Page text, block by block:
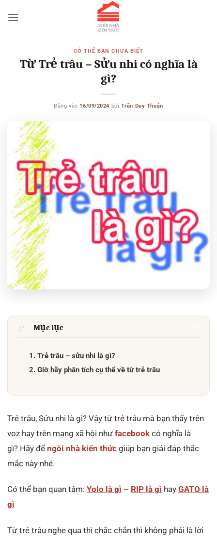
qua
CÓ THỂ BẠN CHƯA BIẾT
Từ Trẻ trâu – Sửu nhi có nghĩa là
gì?
Đăng vào 16/09/2024 bởi Trần Duy Thuận
Mục lục
1. Trẻ trâu – sửu nhi là gì?
2. Giờ hãy phân tích cụ thể về từ trẻ trâu
Trẻ trâu, Sửu nhi là gì? Vậy từ trẻ trâu mà bạn thấy trên
voz hay trên mạng xã hội như facebook có nghĩa là
gì? Hãy để ngôi nhà kiến thức giúp bạn giải đáp thắc
mắc này nhé.
Có thể bạn quan tâm: Yolo là gì – RIP là gì hay GATO là
gì
Từ trẻ trâu nghe qua thì chắc chắn thì không phải là lời